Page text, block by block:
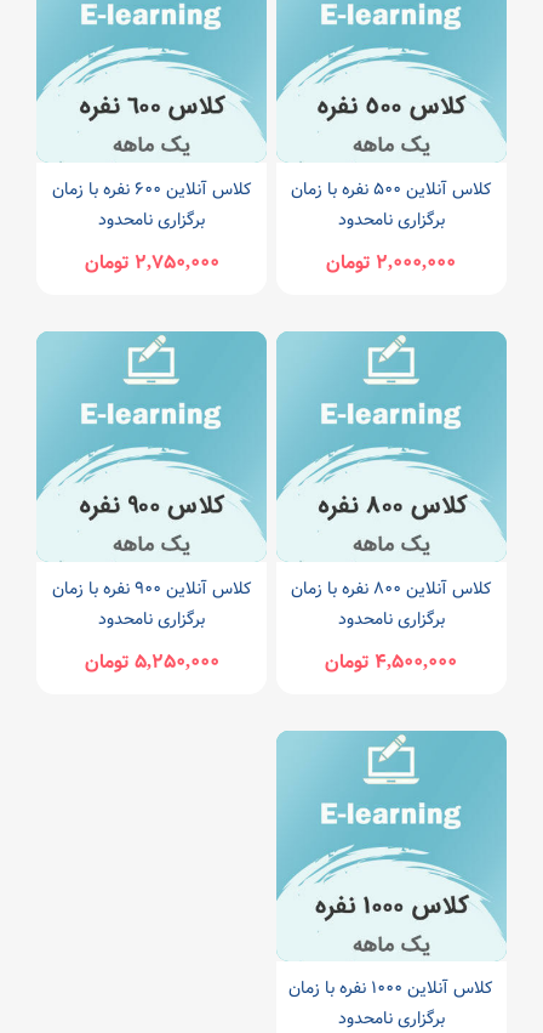
کلاس آنلاین 500 نفره با زمان
برگزاری نامحدود
2,000,000 تومان
کلاس آنلاین 600 نفره با زمان
برگزاری نامحدود
2,750,000 تومان
کلاس آنلاین 800 نفره با زمان
برگزاری نامحدود
4,500,000 تومان
کلاس آنلاین 900 نفره با زمان
برگزاری نامحدود
5,250,000 تومان
کلاس آنلاین 1000 نفره با زمان
برگزاری نامحدود